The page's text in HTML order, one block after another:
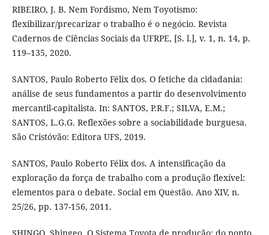
RIBEIRO, J. B. Nem Fordismo, Nem Toyotismo:
flexibilizar/precarizar o trabalho é o negócio. Revista
Cadernos de Ciências Sociais da UFRPE, [S. l.], v. 1, n. 14, p.
119–135, 2020.
SANTOS, Paulo Roberto Félix dos. O fetiche da cidadania:
análise de seus fundamentos a partir do desenvolvimento
mercantil-capitalista. In: SANTOS, P.R.F.; SILVA, E.M.;
SANTOS, L.G.G. Reflexões sobre a sociabilidade burguesa.
São Cristóvão: Editora UFS, 2019.
SANTOS, Paulo Roberto Félix dos. A intensificação da
exploração da força de trabalho com a produção flexível:
elementos para o debate. Social em Questão. Ano XIV, n.
25/26, pp. 137-156, 2011.